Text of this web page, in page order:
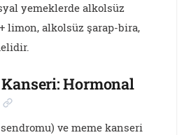
yemeklerde alkolsüz
limon, alkolsüz şarap-bira,
Kanseri: Hormonal
ve meme kanseri